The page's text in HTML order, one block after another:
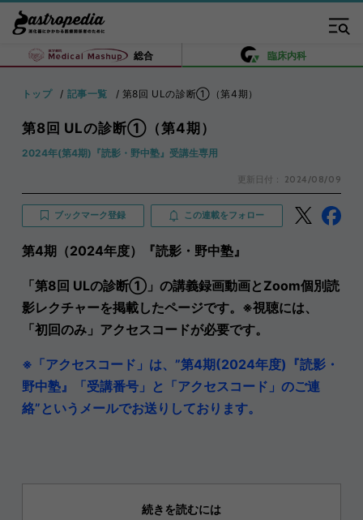
総合 臨床内科
トップ 記事一覧 第8回 ULの診断①（第4期）
第8回 ULの診断①（第4期）
2024年(第4期)『読影・野中塾』受講生専用
更新日付： 2024/08/09
ブックマーク登録 この連載をフォロー
第4期（2024年度）『読影・野中塾』
「第8回 ULの診断①」の講義録画動画とZoom個別読
影レクチャーを掲載したページです。※視聴には、
「初回のみ」アクセスコードが必要です。
※「アクセスコード」は、”第4期(2024年度)『読影・
野中塾』「受講番号」と「アクセスコード」のご連
絡”というメールでお送りしております。
続きを読むには